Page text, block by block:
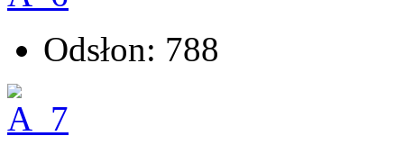
Odsłon: 788